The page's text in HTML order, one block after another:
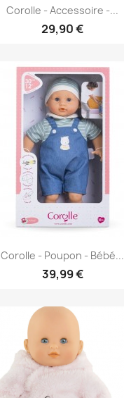
Corolle - Accessoire -...
29,90 €
Corolle - Poupon - Bébé...
39,99 €